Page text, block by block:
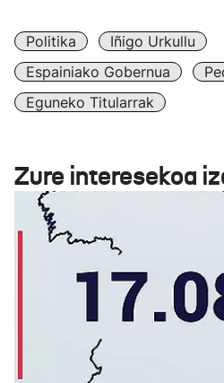
Politika
Iñigo Urkullu
Espainiako Gobernua
Eguneko Titularrak
Zure interesekoa